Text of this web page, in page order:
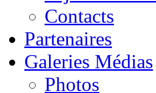
Contacts
Partenaires
Galeries Médias
Photos